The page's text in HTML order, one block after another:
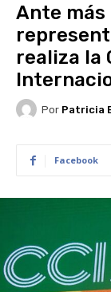
Ante más
realiza la
Por Patricia
Facebook